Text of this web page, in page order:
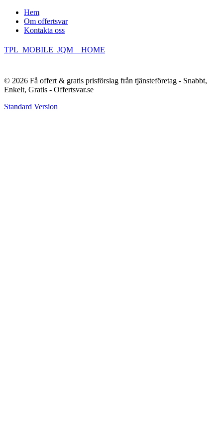
Hem
Om offertsvar
Kontakta oss
TPL_MOBILE_JQM__HOME
© 2026 Få offert & gratis prisförslag från tjänsteföretag - Snabbt,
Enkelt, Gratis - Offertsvar.se
Standard Version